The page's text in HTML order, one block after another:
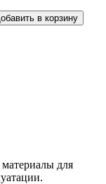
в корзину
для